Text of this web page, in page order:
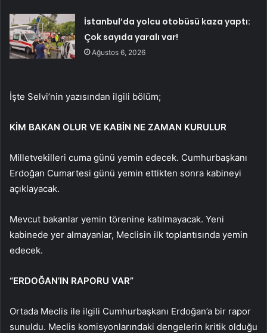
İstanbul’da yolcu otobüsü kaza yaptı:
Çok sayıda yaralı var!
Ağustos 6, 2026
İşte Selvi’nin yazısından ilgili bölüm;
KİM BAKAN OLUR VE KABİN NE ZAMAN KURULUR
Milletvekilleri cuma günü yemin edecek. Cumhurbaşkanı
Erdoğan Cumartesi günü yemin ettikten sonra kabineyi
açıklayacak.
Mevcut bakanlar yemin törenine katılmayacak. Yeni
kabinede yer almayanlar, Meclisin ilk toplantısında yemin
edecek.
“ERDOĞAN’IN RAPORU VAR”
Ortada Meclis ile ilgili Cumhurbaşkanı Erdoğan’a bir rapor
sunuldu. Meclis komisyonlarındaki dengelerin kritik olduğu